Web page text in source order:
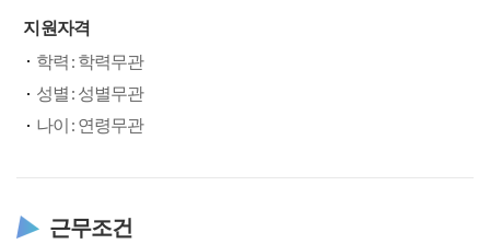
지원자격
학력 : 학력무관
성별 : 성별무관
나이 : 연령무관
근무조건